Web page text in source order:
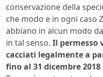
conservazione della
che modo e in ogni caso
abbiano in alcun modo
in tal senso. Il permesso
cacciati legalmente a
fino al 31 dicembre 2018